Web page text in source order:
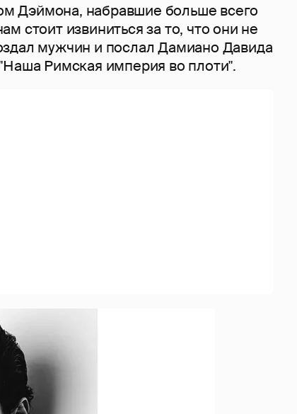
Дэймона, набравшие больше всего
стоит извиниться за то, что они не
мужчин и послал Дамиано Давида
Римская империя во плоти".